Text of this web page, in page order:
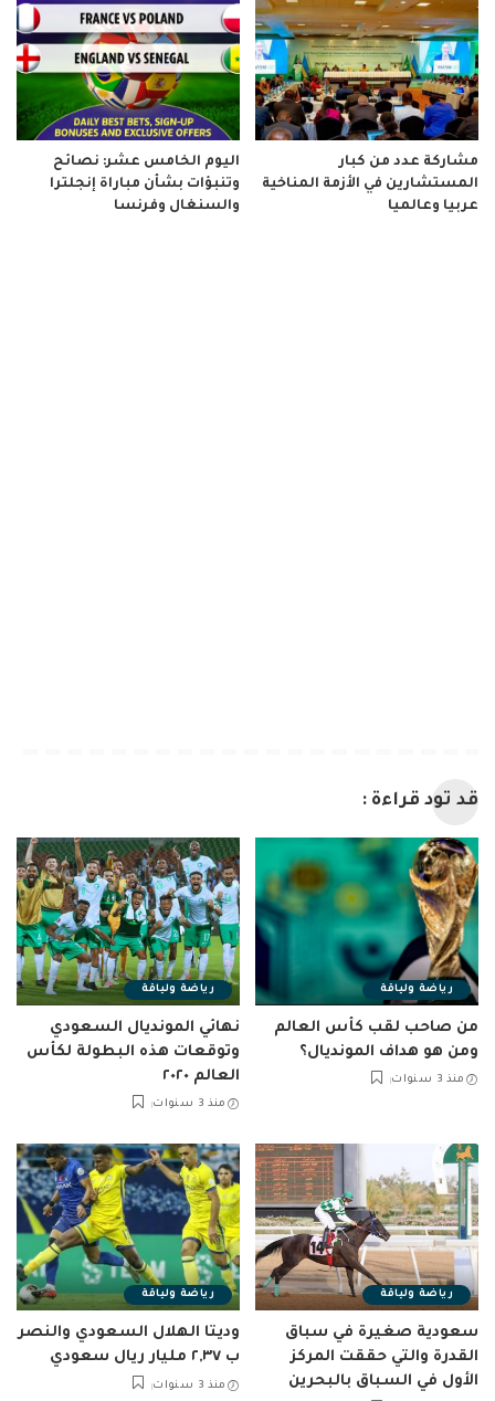
مشاركة عدد من كبار
المستشارين في الأزمة المناخية
عربيا وعالميا
اليوم الخامس عشر: نصائح
وتنبؤات بشأن مباراة إنجلترا
والسنغال وفرنسا
قد تود قراءة :
رياضة ولياقة
من صاحب لقب كأس العالم
ومن هو هداف المونديال؟
منذ 3 سنوات
رياضة ولياقة
نهائي المونديال السعودي
وتوقعات هذه البطولة لكأس
العالم ٢٠٢٠
منذ 3 سنوات
رياضة ولياقة
سعودية صغيرة في سباق
القدرة والتي حققت المركز
الأول في السباق بالبحرين
رياضة ولياقة
وديتا الهلال السعودي والنصر
ب ٢,٣٧ مليار ريال سعودي
منذ 3 سنوات